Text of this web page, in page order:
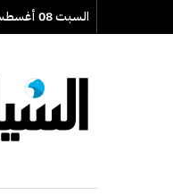
السبت 08 أغسطس 2026